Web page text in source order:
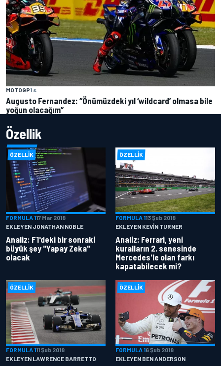
MOTOGP1 s
Augusto Fernandez: “Önümüzdeki yıl ‘wildcard’ olmasa bile
yoğun olacağım”
Özellik
ÖZELLIK
FORMULA 117 Mar 2018
EKLEYEN JONATHAN NOBLE
Analiz: F1'deki bir sonraki
büyük şey "Yapay Zeka"
olacak
ÖZELLIK
FORMULA 113 Şub 2018
EKLEYEN KEVIN TURNER
Analiz: Ferrari, yeni
kuralların 2. senesinde
Mercedes'le olan farkı
kapatabilecek mi?
ÖZELLIK
FORMULA 111 Şub 2018
EKLEYEN LAWRENCE BARRETTO
ÖZELLIK
FORMULA 16 Şub 2018
EKLEYEN BEN ANDERSON